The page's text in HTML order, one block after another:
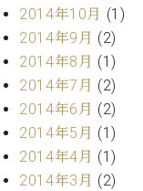
合
わ
せ
尾山調律師のブ
ログ Die
Musikgasse（音
楽の小道）
2014年10月 (1)
2014年9月 (2)
2014年8月 (1)
2014年7月 (2)
2014年6月 (2)
2014年5月 (1)
2014年4月 (1)
2014年3月 (2)